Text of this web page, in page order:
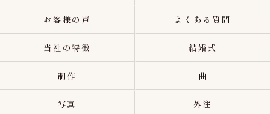
お客様の声 よくある質問
当社の特徴 結婚式
制作 曲
写真 外注